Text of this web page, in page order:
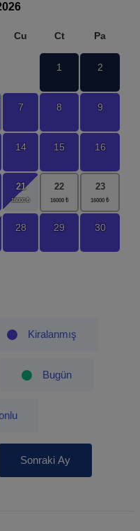
Cu Ct Pa
1 2
7 8 9
14 15 16
21 22 23
28 29 30
Kiralanmış
Bugün
Sonraki Ay